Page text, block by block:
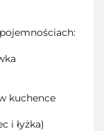
kuchence
i łyżka)